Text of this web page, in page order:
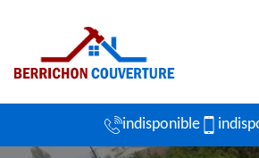
indisponible